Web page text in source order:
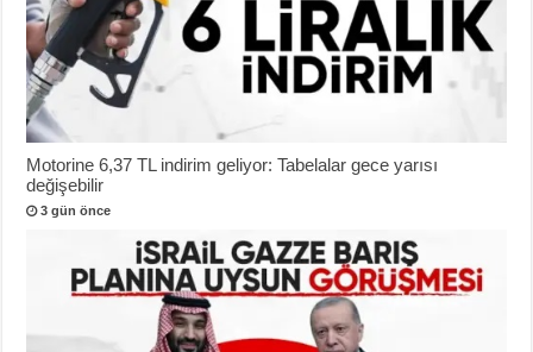
Motorine 6,37 TL indirim geliyor: Tabelalar gece yarısı
değişebilir
3 gün önce